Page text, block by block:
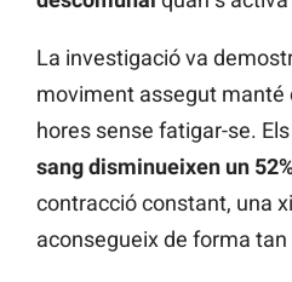
La investigació va
moviment assegut manté
hores sense fatigar-se.
sang disminueixen un
contracció constant, una
aconsegueix de forma tan